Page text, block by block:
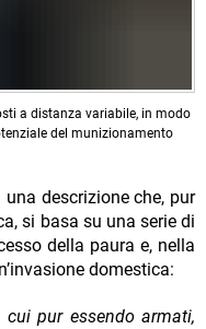
a distanza variabile, in modo
del munizionamento
una descrizione che, pur
si basa su una serie di
della paura e, nella
domestica:
pur essendo armati,